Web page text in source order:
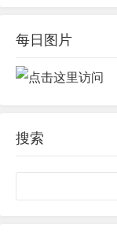
每日图片
搜索